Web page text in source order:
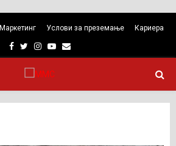
Маркетинг Услови за преземање Кариера
Facebook
TwitterInstagram
Youtube
Email